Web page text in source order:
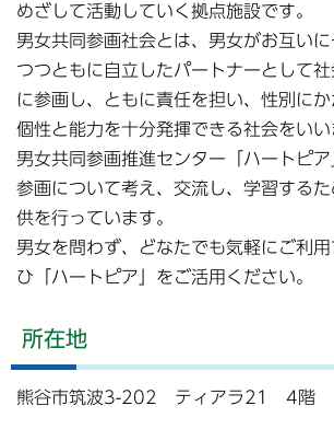
めざして活動していく拠点施設です。
男女共同参画社会とは、男女がお互い
つつともに自立したパートナーとして
に参画し、ともに責任を担い、性別に
個性と能力を十分発揮できる社会をいい
男女共同参画推進センター「ハートピ
参画について考え、交流し、学習する
供を行っています。
男女を問わず、どなたでも気軽にご利
ひ「ハートピア」をご活用ください。
所在地
熊谷市筑波3-202 ティアラ21 4階